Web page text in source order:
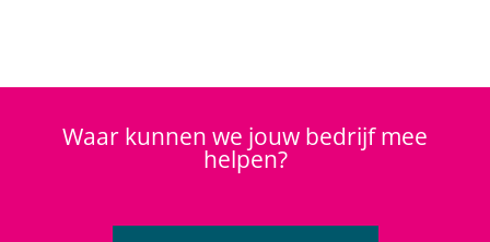
Waar kunnen we jouw bedrijf mee
helpen?